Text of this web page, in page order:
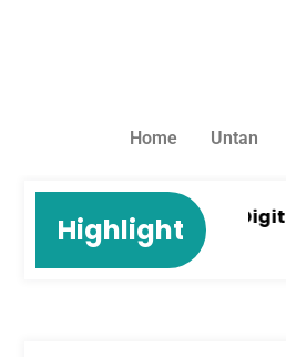
Home Untan
Highlight
Sakit di Era Digital